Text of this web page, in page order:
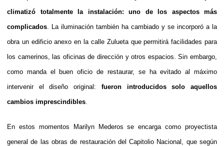
climatizó totalmente la instalación:
uno de los aspectos más
complicados . La iluminación también ha cambiado y se incorporó a la
obra un edificio anexo en la calle Zulueta que permitirá facilidades para
los camerinos, las oficinas de dirección y otros espacios. Sin embargo,
como manda el buen oficio de restaurar, se ha evitado al máximo
intervenir el diseño original: fueron introducidos solo aquellos
cambios imprescindibles
En estos momentos Marilyn Mederos se encarga como proyectista
general de las obras de restauración del Capitolio Nacional, que según